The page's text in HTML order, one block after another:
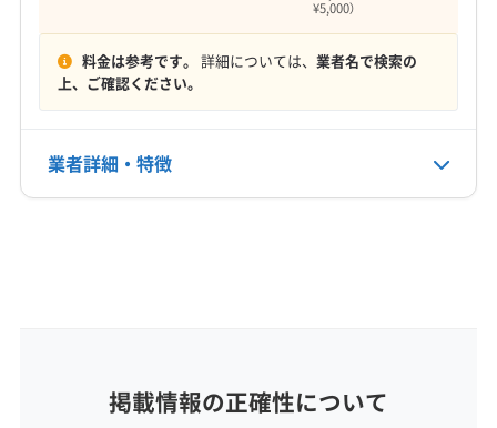
電話番号
非公開
公式サイトなし
¥5,000）
料金は参考です。 詳細については、 業者名で検索の
上、ご確認ください。
業者詳細・特徴
青森県十和田市東二十四番町26-12 パステルコ-ト95
掲載情報の正確性について